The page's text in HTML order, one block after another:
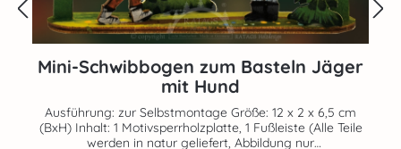
Mini-Schwibbogen zum Basteln Jäger
mit Hund
Ausführung: zur Selbstmontage Größe: 12 x 2 x 6,5 cm
(BxH) Inhalt: 1 Motivsperrholzplatte, 1 Fußleiste (Alle Teile
werden in natur geliefert, Abbildung nur